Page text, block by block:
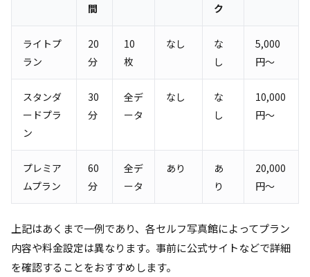
間
ク
ライトプ
ラン
20
分
10
枚
なし
な
し
5,000
円～
スタンダ
ードプラ
ン
30
分
全デ
ータ
なし
な
し
10,000
円～
プレミア
ムプラン
60
分
全デ
ータ
あり
あ
り
20,000
円～
上記はあくまで一例であり、各セルフ写真館によってプラン
内容や料金設定は異なります。事前に公式サイトなどで詳細
を確認することをおすすめします。